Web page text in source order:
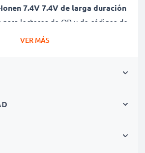
7.4V 7.4V de larga duración
lectores de QR y de códigos de
alto rendimiento y potencia durante
y altos estándares de seguridad
baterías son sometidas a
VER MÁS